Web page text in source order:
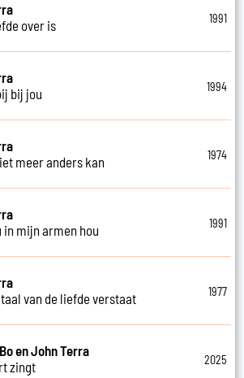
over is
1991
bij jou
1994
meer anders kan
1974
in mijn armen hou
1991
van de liefde verstaat
1977
en John Terra
zingt
2025